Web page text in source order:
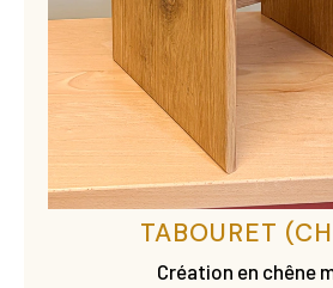
TABOURET
Création en chêne